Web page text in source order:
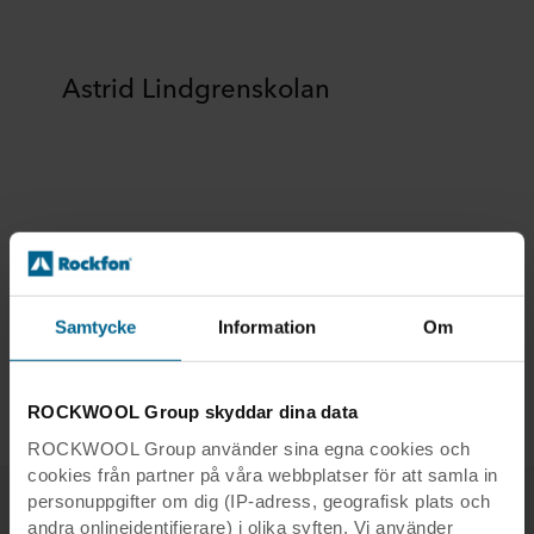
Samtycke Information Om
ROCKWOOL Group skyddar dina data
ROCKWOOL Group använder sina egna cookies och
cookies från partner på våra webbplatser för att samla in
personuppgifter om dig (IP-adress, geografisk plats och
andra onlineidentifierare) i olika syften. Vi använder
Astrid Lindgrenskolan
Astrid Lindgrenskolan
Land:
Tyskland
Arkitekt:
Ralf Pohlmann Architekten